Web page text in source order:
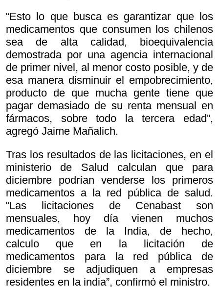
“Esto lo que busca es garantizar que los
medicamentos que consumen los chilenos
sea de alta calidad, bioequivalencia
demostrada por una agencia internacional
de primer nivel, al menor costo posible, y de
esa manera disminuir el empobrecimiento,
producto de que mucha gente tiene que
pagar demasiado de su renta mensual en
fármacos, sobre todo la tercera edad”,
agregó Jaime Mañalich.
Tras los resultados de las licitaciones, en el
ministerio de Salud calculan que para
diciembre podrían venderse los primeros
medicamentos a la red pública de salud.
“Las licitaciones de Cenabast son
mensuales, hoy día vienen muchos
medicamentos de la India, de hecho,
calculo que en la licitación de
medicamentos para la red pública de
diciembre se adjudiquen a empresas
residentes en la india”, confirmó el ministro.